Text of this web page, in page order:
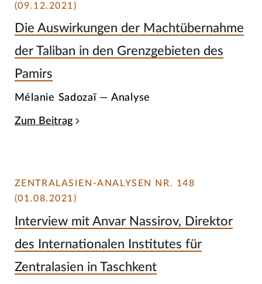
(09.12.2021)
Die Auswirkungen der Machtübernahme
der Taliban in den Grenzgebieten des
Pamirs
Mélanie Sadozaï — Analyse
Zum Beitrag
ZENTRALASIEN-ANALYSEN NR. 148
(01.08.2021)
Interview mit Anvar Nassirov, Direktor
des Internationalen Institutes für
Zentralasien in Taschkent